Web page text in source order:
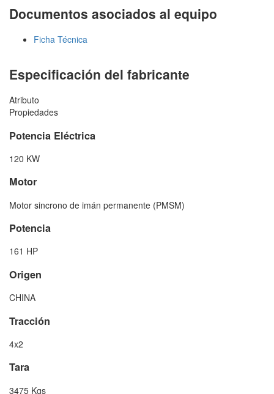
Documentos asociados al equipo
Ficha Técnica
Especificación del fabricante
Atributo
Propiedades
Potencia Eléctrica
120 KW
Motor
Motor sincrono de imán permanente (PMSM)
Potencia
161 HP
Origen
CHINA
Tracción
4x2
Tara
3475 Kgs